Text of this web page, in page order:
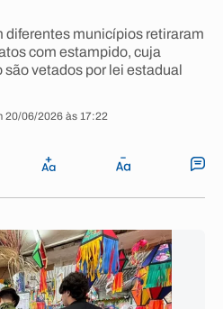
diferentes municípios retiraram
com estampido, cuja
vetados por lei estadual
20/06/2026 às 17:22